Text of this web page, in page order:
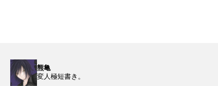
熊亀
変人極短書き。